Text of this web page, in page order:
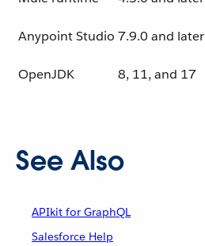
Anypoint Studio 7.9.0 and later
OpenJDK 8, 11, and 17
See Also
APIkit for GraphQL
Salesforce Help